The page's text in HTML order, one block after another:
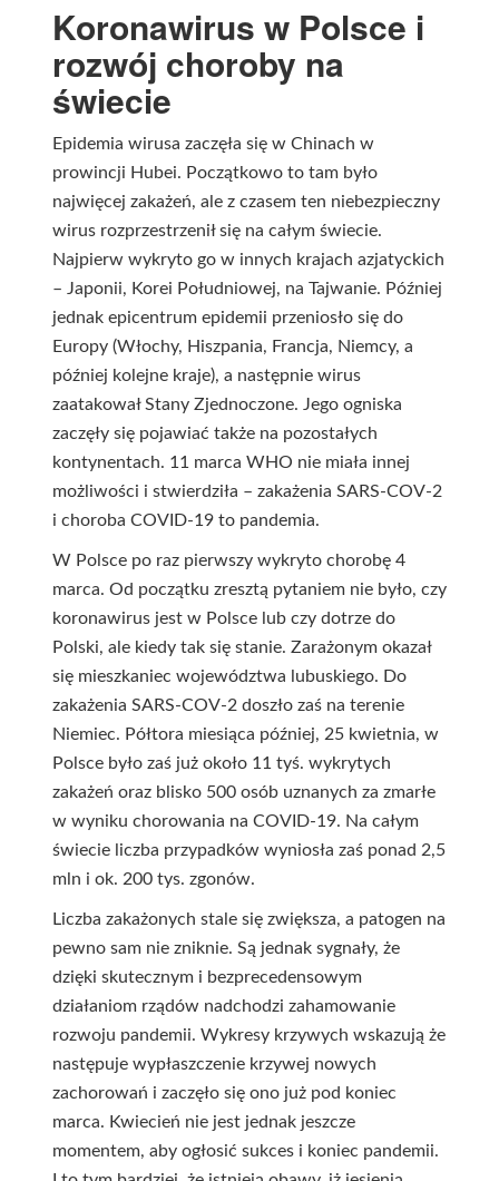
Koronawirus w Polsce i
rozwój choroby na
świecie
Epidemia wirusa zaczęła się w Chinach w
prowincji Hubei. Początkowo to tam było
najwięcej zakażeń, ale z czasem ten niebezpieczny
wirus rozprzestrzenił się na całym świecie.
Najpierw wykryto go w innych krajach azjatyckich
– Japonii, Korei Południowej, na Tajwanie. Później
jednak epicentrum epidemii przeniosło się do
Europy (Włochy, Hiszpania, Francja, Niemcy, a
później kolejne kraje), a następnie wirus
zaatakował Stany Zjednoczone. Jego ogniska
zaczęły się pojawiać także na pozostałych
kontynentach. 11 marca WHO nie miała innej
możliwości i stwierdziła – zakażenia SARS-COV-2
i choroba COVID-19 to pandemia.
W Polsce po raz pierwszy wykryto chorobę 4
marca. Od początku zresztą pytaniem nie było, czy
koronawirus jest w Polsce lub czy dotrze do
Polski, ale kiedy tak się stanie. Zarażonym okazał
się mieszkaniec województwa lubuskiego. Do
zakażenia SARS-COV-2 doszło zaś na terenie
Niemiec. Półtora miesiąca później, 25 kwietnia, w
Polsce było zaś już około 11 tyś. wykrytych
zakażeń oraz blisko 500 osób uznanych za zmarłe
w wyniku chorowania na COVID-19. Na całym
świecie liczba przypadków wyniosła zaś ponad 2,5
mln i ok. 200 tys. zgonów.
Liczba zakażonych stale się zwiększa, a patogen na
pewno sam nie zniknie. Są jednak sygnały, że
dzięki skutecznym i bezprecedensowym
działaniom rządów nadchodzi zahamowanie
rozwoju pandemii. Wykresy krzywych wskazują że
następuje wypłaszczenie krzywej nowych
zachorowań i zaczęło się ono już pod koniec
marca. Kwiecień nie jest jednak jeszcze
momentem, aby ogłosić sukces i koniec pandemii.